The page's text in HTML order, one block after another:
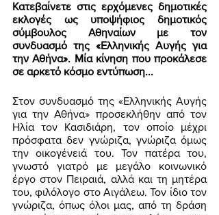
Κατεβαίνετε στις ερχόμενες δημοτικές
εκλογές ως υποψήφιος δημοτικός
σύμβουλος Αθηναίων με τον
συνδυασμό της «Ελληνικής Αυγής για
την Αθήνα». Μία κίνηση που προκάλεσε
σε αρκετό κόσμο εντύπωση...
Στον συνδυασμό της «Ελληνικής Αυγής
για την Αθήνα» προσεκλήθην από τον
Ηλία τον Κασιδιάρη, τον οποίο μέχρι
πρόσφατα δεν γνώριζα, γνώριζα όμως
την οικογένειά του. Τον πατέρα του,
γνωστό γιατρό με μεγάλο κοινωνικό
έργο στον Πειραιά, αλλά και τη μητέρα
του, φιλόλογο στο Αιγάλεω. Τον ίδιο τον
γνώριζα, όπως όλοι μας, από τη δράση